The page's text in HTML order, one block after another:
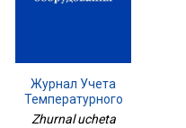
Журнал Учета
Температурного
Режима Холодильного
Zhurnal ucheta